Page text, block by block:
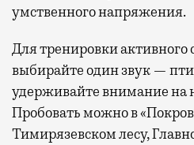
умственного напряжения.
Для тренировки
выбирайте один звук —
удерживайте внимание на
Пробовать можно в
Тимирязевском лесу,